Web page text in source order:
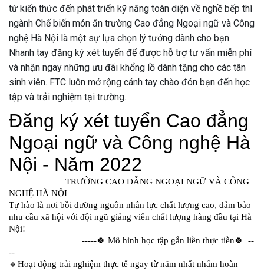
từ kiến thức đến phát triển kỹ năng toàn diện về nghề bếp thì
ngành Chế biến món ăn trường Cao đẳng Ngoại ngữ và Công
nghệ Hà Nội là một sự lựa chọn lý tưởng dành cho bạn.
Nhanh tay đăng ký xét tuyển để được hỗ trợ tư vấn miễn phí
và nhận ngay những ưu đãi khổng lồ dành tặng cho các tân
sinh viên. FTC luôn mở rộng cánh tay chào đón bạn đến học
tập và trải nghiệm tại trường.